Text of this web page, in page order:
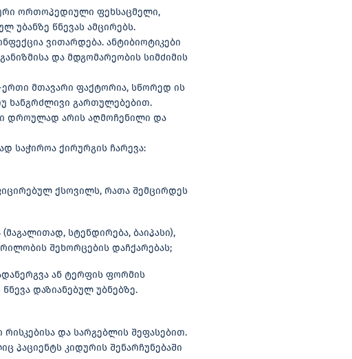
ორთოპედიული ფეხსაცმელი,
უბანზე წნევას ამცირებს.
ვითარდება. ანტიბიოტიკები
და მდგომარეობის სიმძიმის
მთავარი ფაქტორია, სწორედ ის
ხანგრძლივი გართულებებით.
დროულად არის აღმოჩენილი და
საჭიროა ქირურგის ჩარევა:
ქსოვილს, რათა შემცირდეს
სტენდირება, ბაიპასი),
შეხორცების დაჩქარებას;
ან ტერფის ფორმის
დაზიანებულ უბნებზე.
და სარგებლის შეფასებით.
პაციენტს კიდურის შენარჩუნებაში